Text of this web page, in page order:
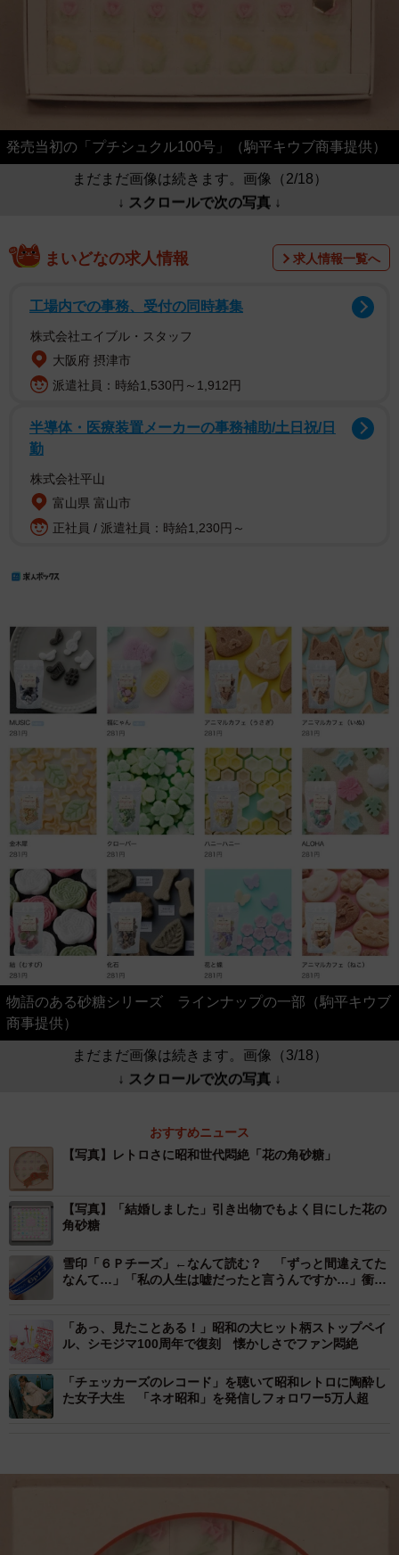
発売当初の「プチシュクル100号」（駒平キウブ商事提供）
まだまだ画像は続きます。画像（2/18）
↓ スクロールで次の写真 ↓
まいどなの求人情報 求人情報一覧へ
工場内での事務、受付の同時募集
株式会社エイブル・スタッフ
大阪府 摂津市
派遣社員：時給1,530円～1,912円
半導体・医療装置メーカーの事務補助/土日祝/日
勤
株式会社平山
富山県 富山市
正社員 / 派遣社員：時給1,230円～
物語のある砂糖シリーズ ラインナップの一部（駒平キウブ
商事提供）
まだまだ画像は続きます。画像（3/18）
↓ スクロールで次の写真 ↓
おすすめニュース
【写真】レトロさに昭和世代悶絶「花の角砂糖」
【写真】「結婚しました」引き出物でもよく目にした花の
角砂糖
雪印「６Ｐチーズ」←なんて読む？ 「ずっと間違えてた
なんて…」「私の人生は嘘だったと言うんですか…」衝撃
「あっ、見たことある！」昭和の大ヒット柄ストップペイ
ル、シモジマ100周年で復刻 懐かしさでファン悶絶
「チェッカーズのレコード」を聴いて昭和レトロに陶酔し
た女子大生 「ネオ昭和」を発信しフォロワー5万人超